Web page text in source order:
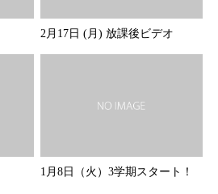
2月17日 (月) 放課後ビデオ
1月8日（火）3学期スタート！